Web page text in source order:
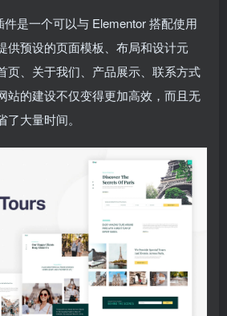
是一个可以与 Elementor 搭配使用
供预设的页面模板、布局和设计元
页、关于我们、产品展示、联系方式
站的建设不仅变得更加高效，而且无
大量时间。